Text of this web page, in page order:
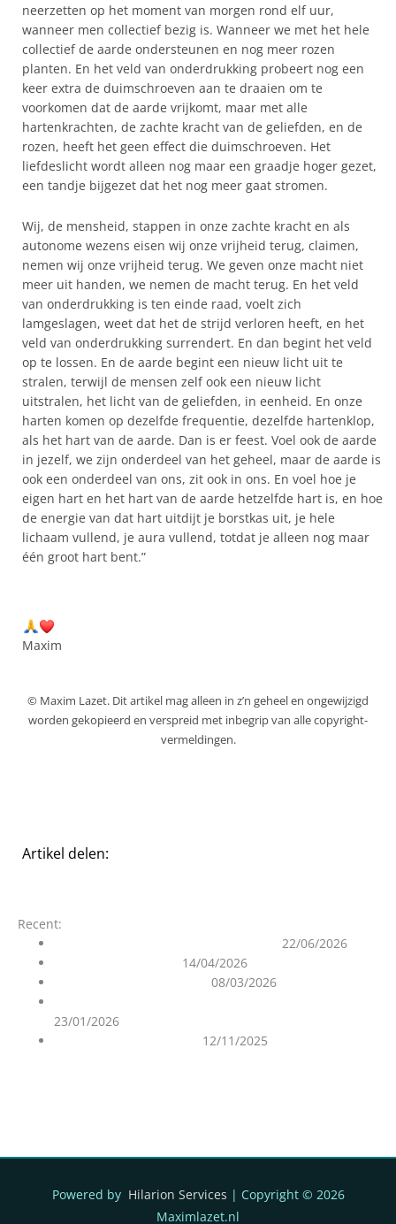
neerzetten op het moment van morgen rond elf uur,
wanneer men collectief bezig is. Wanneer we met het hele
collectief de aarde ondersteunen en nog meer rozen
planten. En het veld van onderdrukking probeert nog een
keer extra de duimschroeven aan te draaien om te
voorkomen dat de aarde vrijkomt, maar met alle
hartenkrachten, de zachte kracht van de geliefden, en de
rozen, heeft het geen effect die duimschroeven. Het
liefdeslicht wordt alleen nog maar een graadje hoger gezet,
een tandje bijgezet dat het nog meer gaat stromen.
Wij, de mensheid, stappen in onze zachte kracht en als
autonome wezens eisen wij onze vrijheid terug, claimen,
nemen wij onze vrijheid terug. We geven onze macht niet
meer uit handen, we nemen de macht terug. En het veld
van onderdrukking is ten einde raad, voelt zich
lamgeslagen, weet dat het de strijd verloren heeft, en het
veld van onderdrukking surrendert. En dan begint het veld
op te lossen. En de aarde begint een nieuw licht uit te
stralen, terwijl de mensen zelf ook een nieuw licht
uitstralen, het licht van de geliefden, in eenheid. En onze
harten komen op dezelfde frequentie, dezelfde hartenklop,
als het hart van de aarde. Dan is er feest. Voel ook de aarde
in jezelf, we zijn onderdeel van het geheel, maar de aarde is
ook een onderdeel van ons, zit ook in ons. En voel hoe je
eigen hart en het hart van de aarde hetzelfde hart is, en hoe
de energie van dat hart uitdijt je borstkas uit, je hele
lichaam vullend, je aura vullend, totdat je alleen nog maar
één groot hart bent.”
Maxim
© Maxim Lazet. Dit artikel mag alleen in z’n geheel en ongewijzigd
worden gekopieerd en verspreid met inbegrip van alle copyright-
vermeldingen.
Artikel delen:
Recent:
22/06/2026
14/04/2026
08/03/2026
23/01/2026
12/11/2025
Powered by Hilarion Services | Copyright © 2026
Maximlazet.nl